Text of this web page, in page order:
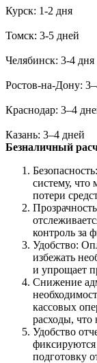
Курск: 1-2 дня
Томск: 3-5 дней
Челябинск: 3-4 дня
Ростов-на-Дону:
Краснодар: 3–4
Казань: 3–4 дней
Безналичный
систему, что
потери
контроль за
Удобство:
избежать
и упрощает
Снижение
кассовых
расходы, что
Удобство
подготовку